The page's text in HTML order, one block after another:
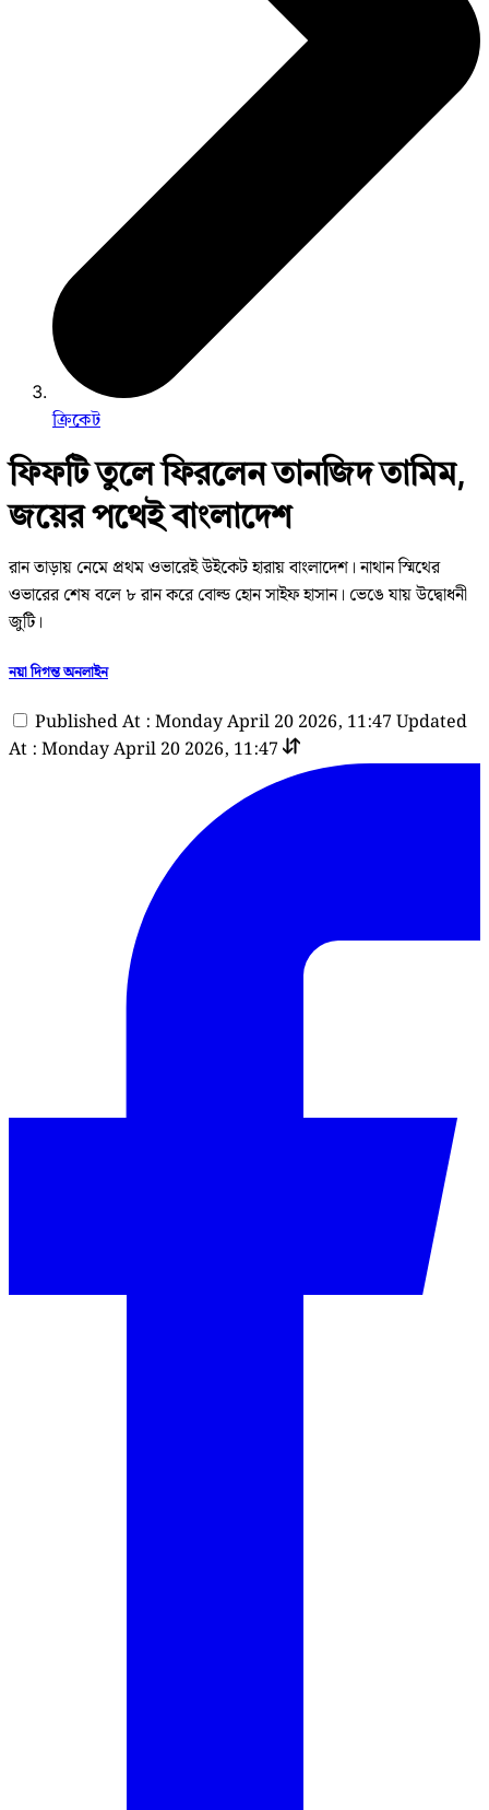
ক্রিকেট
ফিফটি তুলে ফিরলেন তানজিদ তামিম,
জয়ের পথেই বাংলাদেশ
রান তাড়ায় নেমে প্রথম ওভারেই উইকেট হারায় বাংলাদেশ। নাথান স্মিথের
ওভারের শেষ বলে ৮ রান করে বোল্ড হোন সাইফ হাসান। ভেঙে যায় উদ্বোধনী
জুটি।
নয়া দিগন্ত অনলাইন
Published At : Monday April 20 2026, 11:47 Updated
At : Monday April 20 2026, 11:47